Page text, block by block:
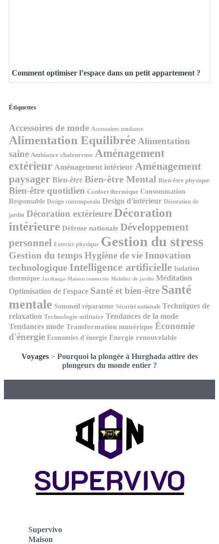
Comment optimiser l’espace dans un petit appartement ?
Étiquettes
Accessoires de mode Accessoires tendance
Alimentation Equilibrée Alimentation
saine Ambiance chaleureuse Aménagement
extérieur Aménagement intérieur Aménagement
paysager Bien-être Bien-être Mental Bien-être physique
Bien-être quotidien Confort thermique Consommation
Responsable Design contemporain Design d'intérieur Décoration de
jardin Décoration extérieureDécoration
intérieure Défense nationale Développement
personnel Exercice physique Gestion du stress
Gestion du temps Hygiène de vie Innovation
technologique Intelligence artificielle Isolation
thermique Jardinage Maison connectée Mobilier de jardin Méditation
Optimisation de l'espace Santé et bien-être Santé
mentale Sommeil réparateur Sécurité nationale Techniques de
relaxation Technologie militaire Tendances de la mode
Tendances mode Transformation numérique Économie
d'énergie Économies d'énergie Énergie renouvelable
Voyages> Pourquoi la plongée à Hurghada attire des
plongeurs du monde entier ?
Supervivo
Maison